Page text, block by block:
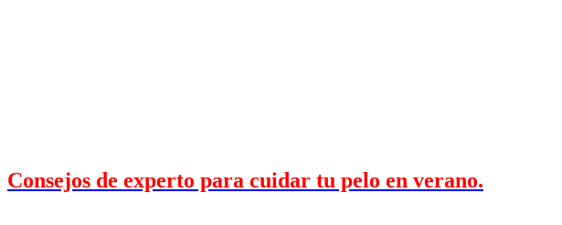
Consejos de experto para cuidar tu pelo en verano.